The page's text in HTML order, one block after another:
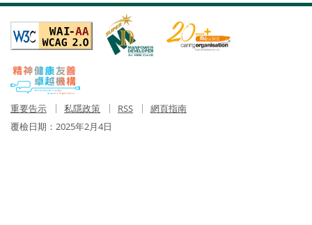
重要告示 私隱政策 RSS
網頁指南
覆檢日期： 2025年2月4日